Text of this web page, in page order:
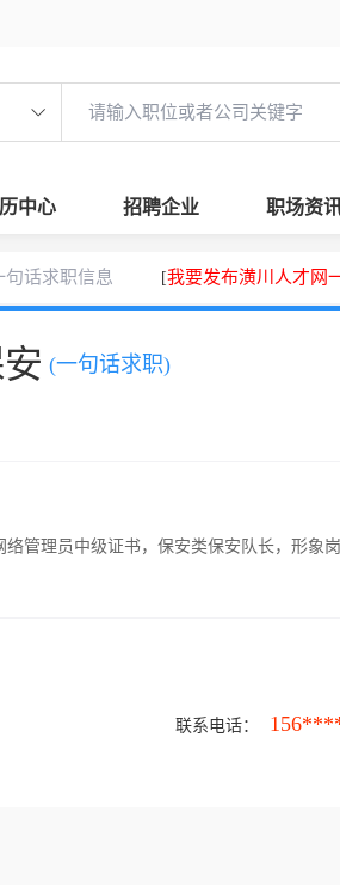
中心 招聘企业 职场资
句话求职信息 [我要发布潢川人才网
(一句话求职)
管理员中级证书，保安类保安队长，形象
联系电话：